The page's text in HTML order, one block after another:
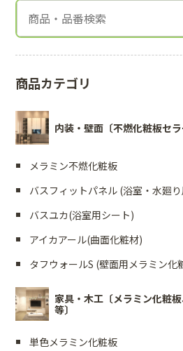
商品カテゴリ
内装・壁面〔不燃化粧板セ
メラミン不燃化粧板
バスフィットパネル (浴室・水廻
バスユカ(浴室用シート)
アイカアール(曲面化粧材)
タフウォールS (壁面用メラミン化
家具・木工〔メラミン化粧
等〕
単色メラミン化粧板